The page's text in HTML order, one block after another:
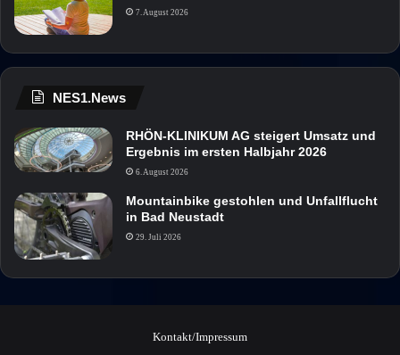
7. August 2026
NES1.News
RHÖN-KLINIKUM AG steigert Umsatz und
Ergebnis im ersten Halbjahr 2026
6. August 2026
Mountainbike gestohlen und Unfallflucht
in Bad Neustadt
29. Juli 2026
Kontakt/Impressum